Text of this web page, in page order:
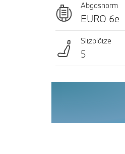
Abgasnorm
EURO 6e
Sitzplätze
5